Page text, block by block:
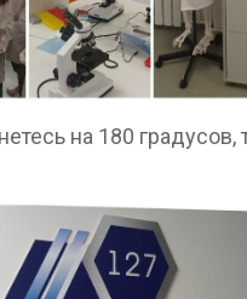
на 180 градусов,